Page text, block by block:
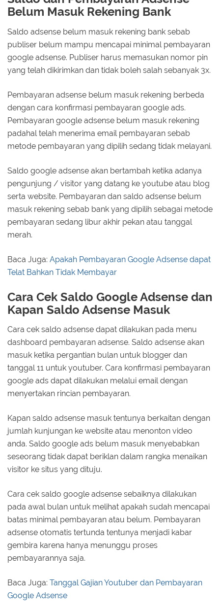
Belum Masuk Rekening Bank
Saldo adsense belum masuk rekening bank sebab
publiser belum mampu mencapai minimal pembayaran
google adsense. Publiser harus memasukan nomor pin
yang telah dikirimkan dan tidak boleh salah sebanyak 3x.
Pembayaran adsense belum masuk rekening berbeda
dengan cara konfirmasi pembayaran google ads.
Pembayaran google adsense belum masuk rekening
padahal telah menerima email pembayaran sebab
metode pembayaran yang dipilih sedang tidak melayani.
Saldo google adsense akan bertambah ketika adanya
pengunjung / visitor yang datang ke youtube atau blog
serta website. Pembayaran dan saldo adsense belum
masuk rekening sebab bank yang dipilih sebagai metode
pembayaran sedang libur akhir pekan atau tanggal
merah.
Baca Juga: Apakah Pembayaran Google Adsense dapat
Telat Bahkan Tidak Membayar
Cara Cek Saldo Google Adsense dan
Kapan Saldo Adsense Masuk
Cara cek saldo adsense dapat dilakukan pada menu
dashboard pembayaran adsense. Saldo adsense akan
masuk ketika pergantian bulan untuk blogger dan
tanggal 11 untuk youtuber. Cara konfirmasi pembayaran
google ads dapat dilakukan melalui email dengan
menyertakan rincian pembayaran.
Kapan saldo adsense masuk tentunya berkaitan dengan
jumlah kunjungan ke website atau menonton video
anda. Saldo google ads belum masuk menyebabkan
seseorang tidak dapat beriklan dalam rangka menaikan
visitor ke situs yang dituju.
Cara cek saldo google adsense sebaiknya dilakukan
pada awal bulan untuk melihat apakah sudah mencapai
batas minimal pembayaran atau belum. Pembayaran
adsense otomatis tertunda tentunya menjadi kabar
gembira karena hanya menunggu proses
pembayarannya saja.
Baca Juga: Tanggal Gajian Youtuber dan Pembayaran
Google Adsense